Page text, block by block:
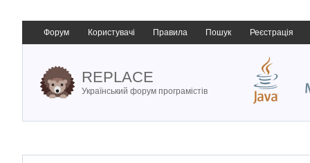
Форум Користувачі Правила Пошук Реєстрація
REPLACE
Український форум програмістів